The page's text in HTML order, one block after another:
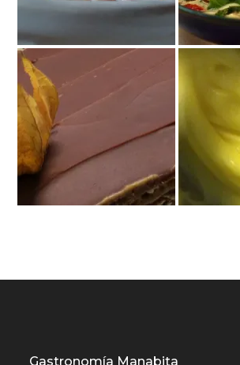
Gastronomía Manabita